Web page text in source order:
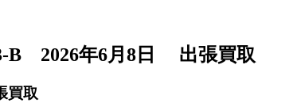
B 2026年6月8日 出張買取
買取